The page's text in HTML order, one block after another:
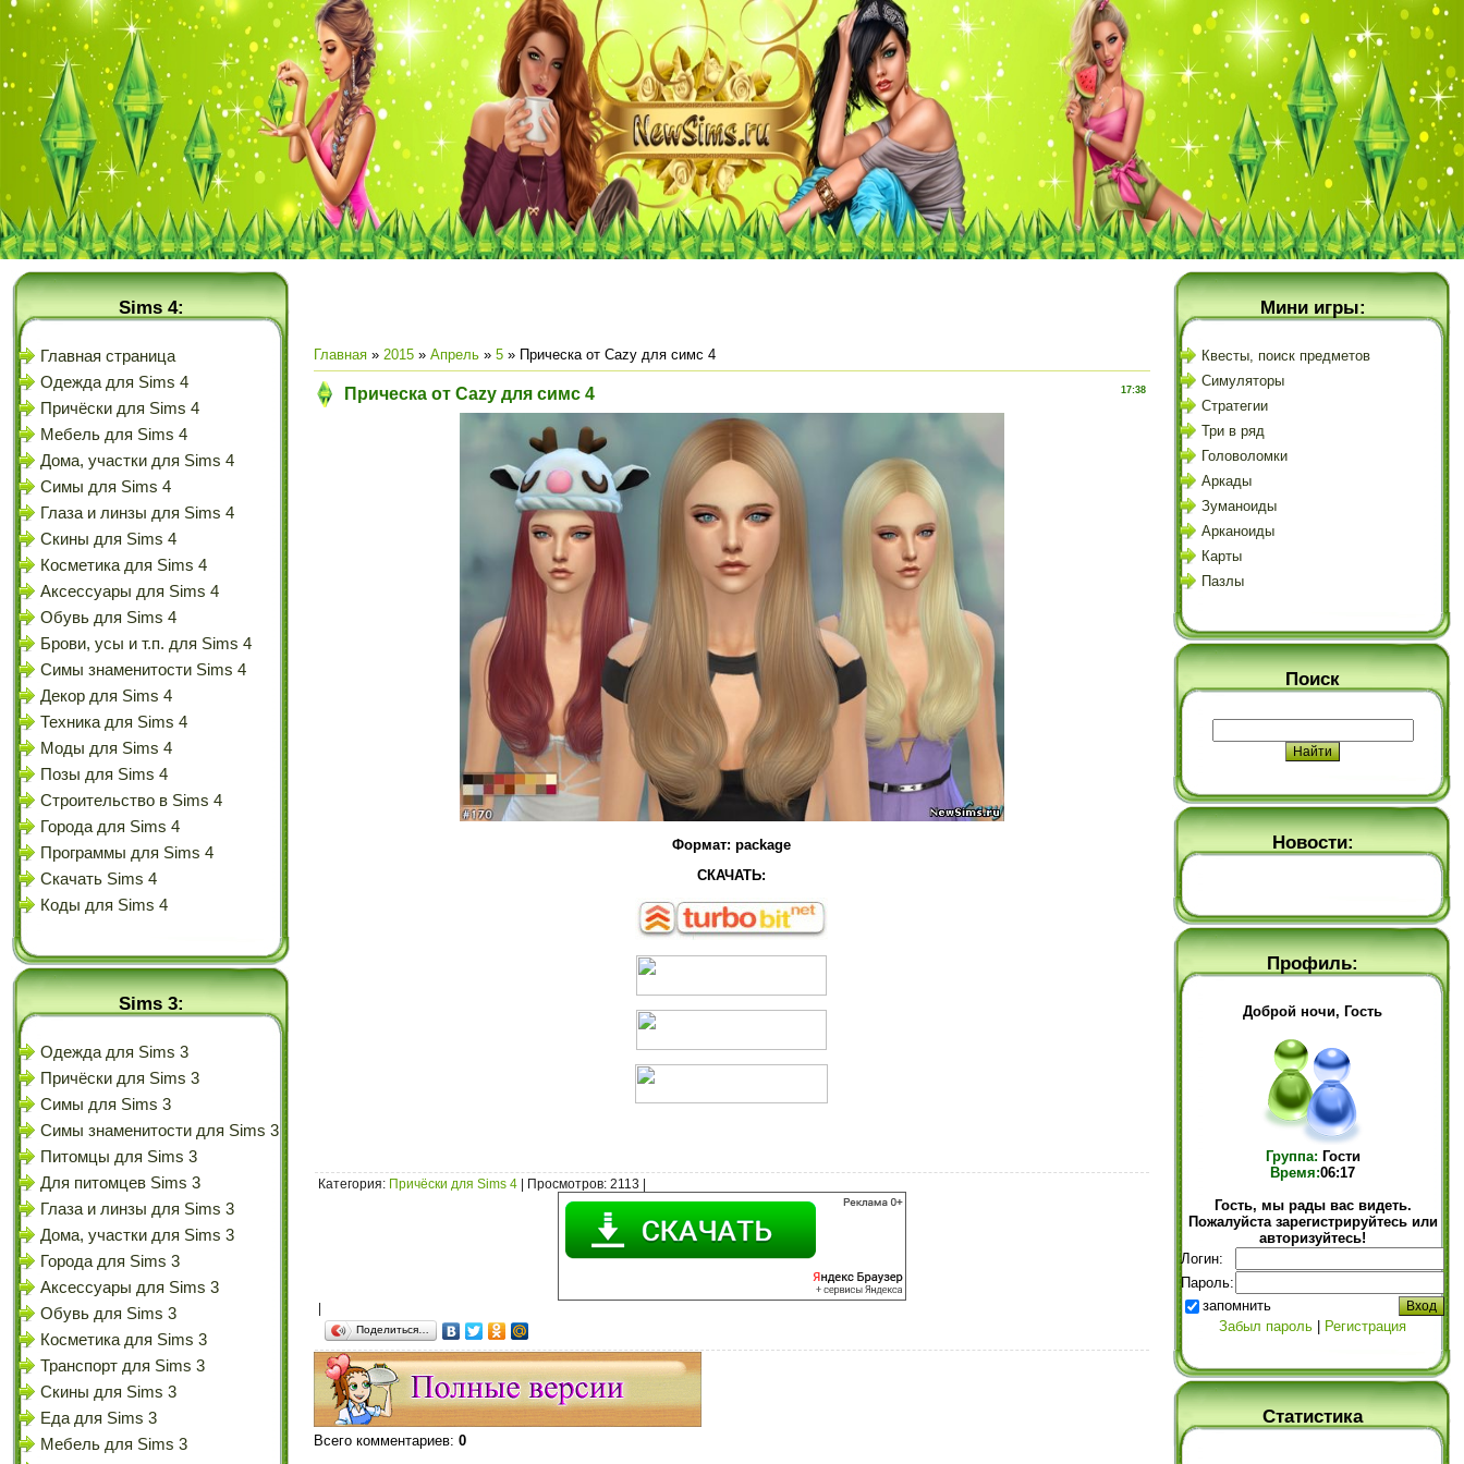
Sims 4:
Главная страница
Одежда для Sims 4
Причёски для Sims 4
Мебель для Sims 4
Дома, участки для Sims 4
Симы для Sims 4
Глаза и линзы для Sims 4
Скины для Sims 4
Косметика для Sims 4
Аксессуары для Sims 4
Обувь для Sims 4
Брови, усы и т.п. для Sims 4
Симы знаменитости Sims 4
Декор для Sims 4
Техника для Sims 4
Моды для Sims 4
Позы для Sims 4
Строительство в Sims 4
Города для Sims 4
Программы для Sims 4
Скачать Sims 4
Коды для Sims 4
Sims 3:
Одежда для Sims 3
Причёски для Sims 3
Симы для Sims 3
Симы знаменитости для Sims 3
Питомцы для Sims 3
Для питомцев Sims 3
Глаза и линзы для Sims 3
Дома, участки для Sims 3
Города для Sims 3
Аксессуары для Sims 3
Обувь для Sims 3
Косметика для Sims 3
Транспорт для Sims 3
Скины для Sims 3
Еда для Sims 3
Мебель для Sims 3
Главная » 2015 » Апрель » 5 » Прическа от Cazy для симс 4
17:38
Прическа от Cazy для симс 4
Формат: package
СКАЧАТЬ:
Категория: Причёски для Sims 4 Просмотров: 2113 |
Поделиться…
Всего комментариев: 0
Мини игры:
Квесты, поиск предметов
Симуляторы
Стратегии
Три в ряд
Головоломки
Аркады
Зуманоиды
Арканоиды
Карты
Пазлы
Поиск
Новости:
Профиль:
Доброй ночи, Гость
Группа: Гости
Время:06:17
Гость, мы рады вас видеть.
Пожалуйста зарегистрируйтесь или
авторизуйтесь!
Логин:
Пароль:
запомнить
Забыл пароль
Регистрация
Статистика